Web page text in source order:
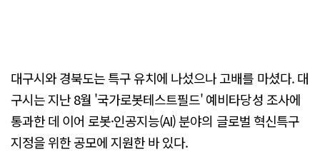
대구시와 경북도는 특구 유치에 나섰으나 고배를 마셨다. 대
구시는 지난 8월 '국가로봇테스트필드' 예비타당성 조사에
통과한 데 이어 로봇·인공지능(AI) 분야의 글로벌 혁신특구
지정을 위한 공모에 지원한 바 있다.